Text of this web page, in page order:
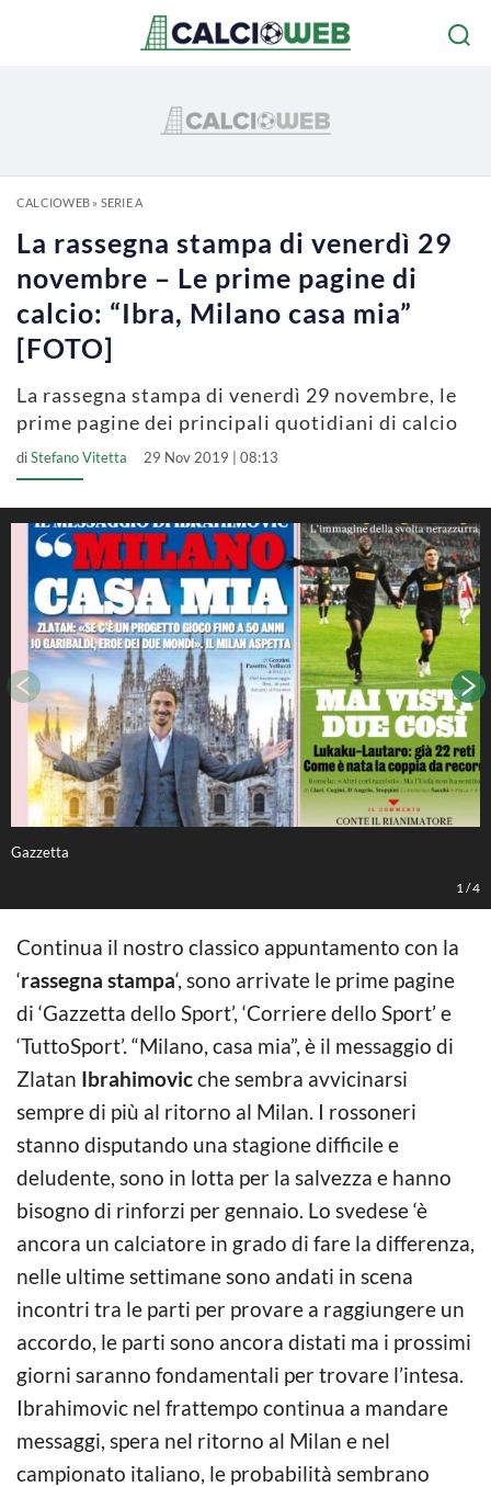
CALCIOWEB» SERIE A
La rassegna stampa di venerdì 29
novembre – Le prime pagine di
calcio: “Ibra, Milano casa mia”
[FOTO]
La rassegna stampa di venerdì 29 novembre, le
prime pagine dei principali quotidiani di calcio
diStefano Vitetta 29 Nov 2019 | 08:13
Gazzetta
1 /4
Continua il nostro classico appuntamento con la
‘rassegna stampa‘, sono arrivate le prime pagine
di ‘Gazzetta dello Sport’, ‘Corriere dello Sport’ e
‘TuttoSport’. “Milano, casa mia”, è il messaggio di
Zlatan Ibrahimovicche sembra avvicinarsi
sempre di più al ritorno al Milan. I rossoneri
stanno disputando una stagione difficile e
deludente, sono in lotta per la salvezza e hanno
bisogno di rinforzi per gennaio. Lo svedese ‘è
ancora un calciatore in grado di fare la differenza,
nelle ultime settimane sono andati in scena
incontri tra le parti per provare a raggiungere un
accordo, le parti sono ancora distati ma i prossimi
giorni saranno fondamentali per trovare l’intesa.
Ibrahimovic nel frattempo continua a mandare
messaggi, spera nel ritorno al Milan e nel
campionato italiano, le probabilità sembrano